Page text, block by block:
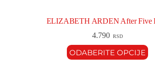
ELIZABETH ARDEN After Five
4.790 RSD
ODABERITE OPCIJE